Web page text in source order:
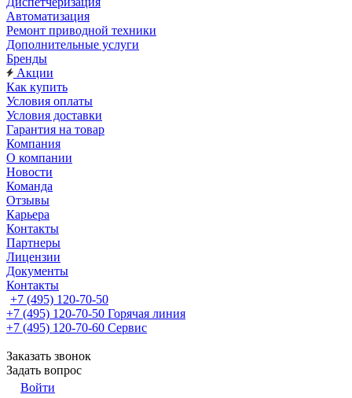
Автоматизация
Ремонт приводной техники
Дополнительные услуги
Бренды
Акции
Как купить
Условия оплаты
Условия доставки
Гарантия на товар
Компания
О компании
Новости
Команда
Отзывы
Карьера
Контакты
Партнеры
Лицензии
Документы
Контакты
+7 (495) 120-70-50
+7 (495) 120-70-50 Горячая линия
+7 (495) 120-70-60 Сервис
Заказать звонок
Задать вопрос
Войти